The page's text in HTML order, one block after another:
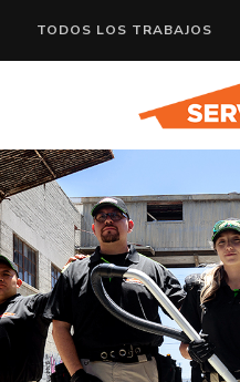
TODOS LOS TRABAJOS